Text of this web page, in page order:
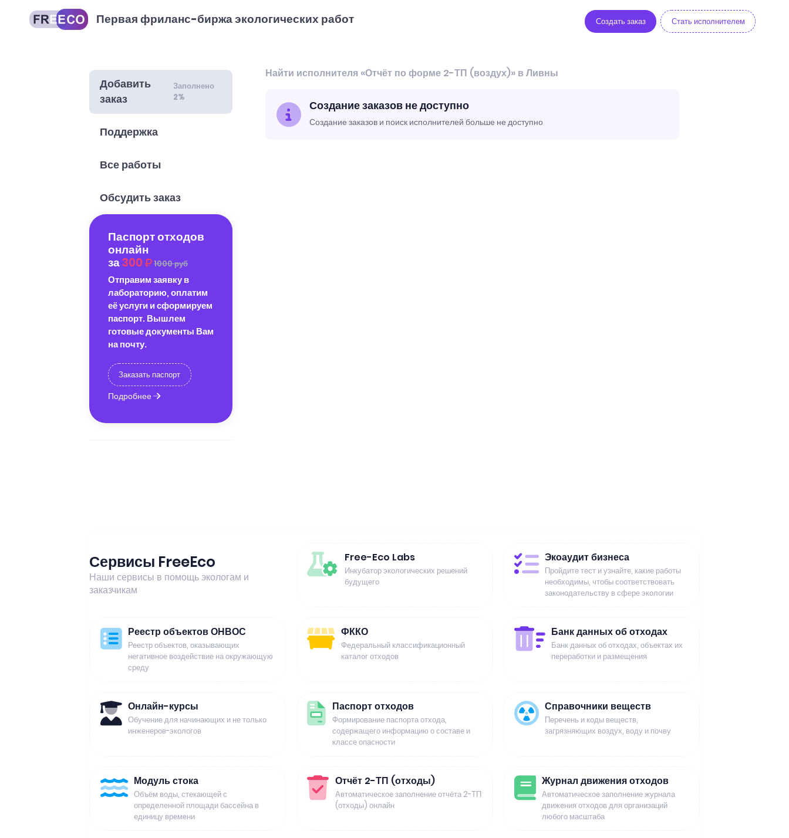
Первая фриланс-биржа экологических работ Создать заказ Стать исполнителем
Добавить
заказ
Заполнено
2%
Поддержка
Все работы
Обсудить заказ
Паспорт отходов
онлайн
за300 1000 руб
Отправим заявку в
лабораторию, оплатим
её услуги и сформируем
паспорт. Вышлем
готовые документы Вам
на почту.
Заказать паспорт
Подробнее
Найти исполнителя «Отчёт по форме 2-ТП (воздух)» в Ливны
Создание заказов не доступно
Создание заказов и поиск исполнителей больше не доступно
Сервисы FreeEco
Наши сервисы в помощь экологам и
заказчикам
Free-Eco Labs
Инкубатор экологических решений
будущего
Экоаудит бизнеса
Пройдите тест и узнайте, какие работы
необходимы, чтобы соответствовать
законодательству в сфере экологии
Реестр объектов ОНВОС
Реестр объектов, оказывающих
негативное воздействие на окружающую
среду
ФККО
Федеральный классификационный
каталог отходов
Банк данных об отходах
Банк данных об отходах, объектах их
переработки и размещения
Онлайн-курсы
Обучение для начинающих и не только
инженеров-экологов
Паспорт отходов
Формирование паспорта отхода,
содержащего информацию о составе и
классе опасности
Справочники веществ
Перечень и коды веществ,
загрязняющих воздух, воду и почву
Модуль стока
Объём воды, стекающей с
определенной площади бассейна в
единицу времени
Отчёт 2-ТП (отходы)
Автоматическое заполнение отчёта 2-ТП
(отходы) онлайн
Журнал движения отходов
Автоматическое заполнение журнала
движения отходов для организаций
любого масштаба